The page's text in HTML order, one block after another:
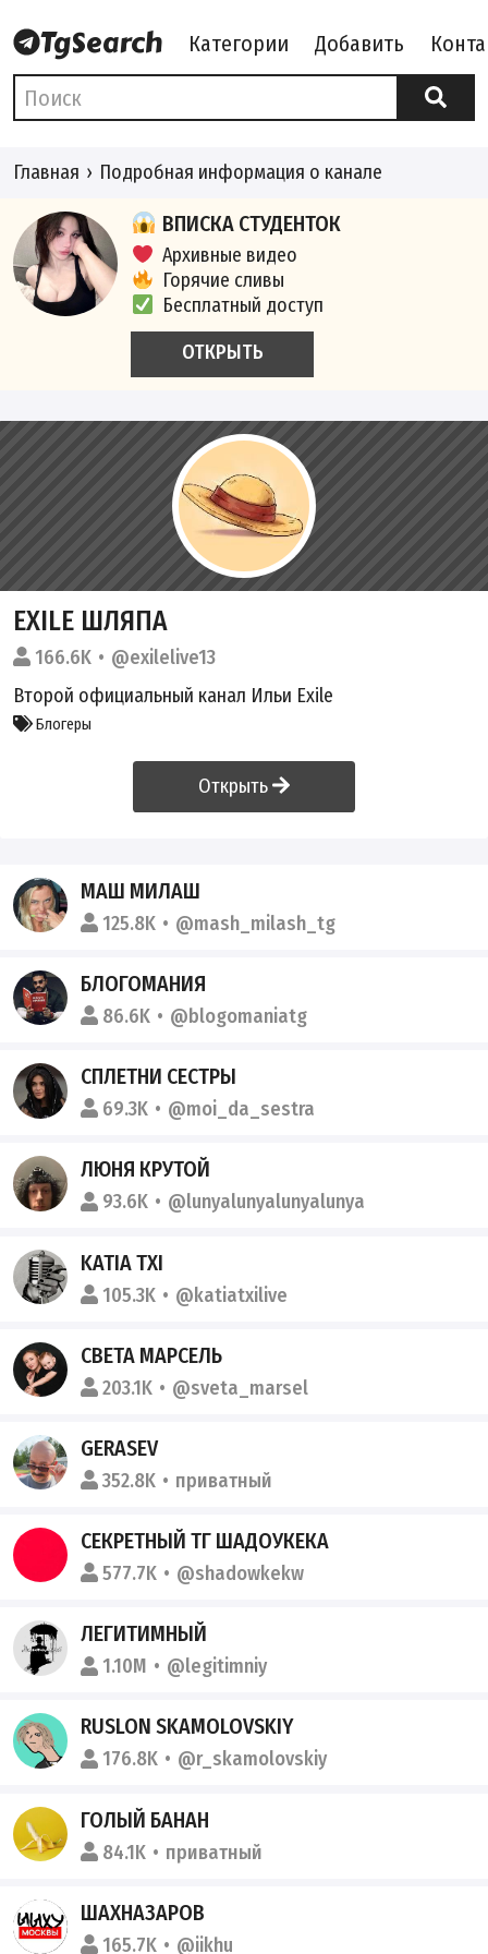
Категории Добавить
Главная Подробная информация о канале
ВПИСКА СТУДЕНТОК
Архивные видео
Горячие сливы
Бесплатный доступ
ОТКРЫТЬ
EXILE ШЛЯПА
166.6K
@exilelive13
Второй официальный канал Ильи Exile
Блогеры
Открыть
МАШ МИЛАШ
125.8K @mash_milash_tg
БЛОГОМАНИЯ
86.6K @blogomaniatg
СПЛЕТНИ СЕСТРЫ
69.3K @moi_da_sestra
ЛЮНЯ КРУТОЙ
93.6K @lunyalunyalunyalunya
KATIA TXI
105.3K @katiatxilive
СВЕТА МАРСЕЛЬ
203.1K @sveta_marsel
GERASEV
352.8K приватный
СЕКРЕТНЫЙ ТГ ШАДОУКЕКА
577.7K @shadowkekw
ЛЕГИТИМНЫЙ
1.10M @legitimniy
RUSLON SKAMOLOVSKIY
176.8K @r_skamolovskiy
ГОЛЫЙ БАНАН
84.1K приватный
ШАХНАЗАРОВ
165.7K @iikhu